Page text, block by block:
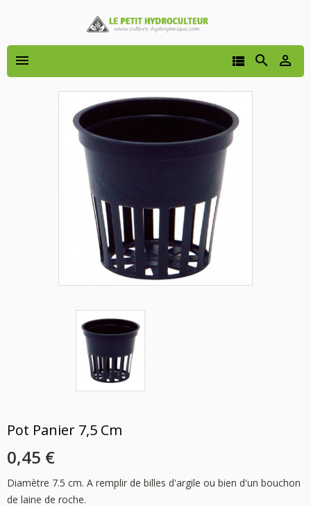
 


Pot Panier 7,5 Cm
0,45 €
Diamètre 7.5 cm. A remplir de billes d'argile ou bien d'un bouchon
de laine de roche.